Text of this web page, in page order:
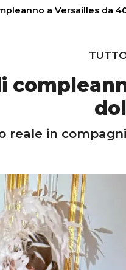
a Versailles da
reale in